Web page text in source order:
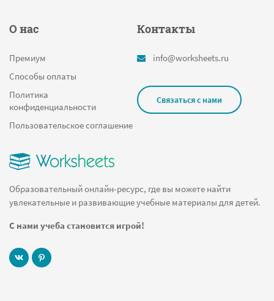
Образовательный онлайн-ресурс, где вы можете найти
увлекательные и развивающие учебные материалы для детей.
С нами учеба становится игрой!
О нас
Премиум
Способы оплаты
Политика
конфиденциальности
Пользовательское соглашение
Контакты
info@worksheets.ru
Связаться с нами